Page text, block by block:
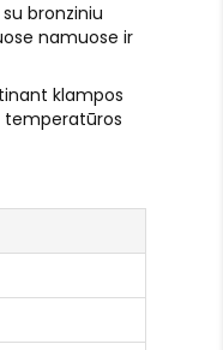
bronziniu
namuose ir
klampos
temperatūros